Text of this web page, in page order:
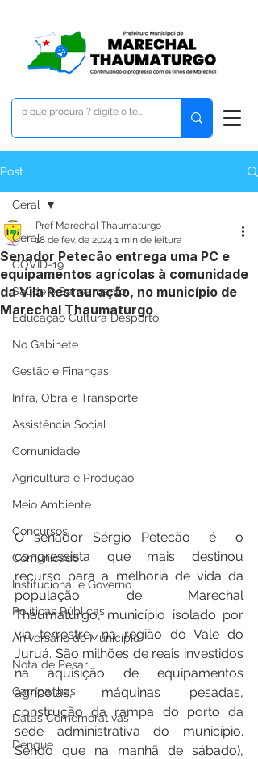
Post
Geral
COVID-19
Saúde e Saneamento
Educação Cultura Desporto
No Gabinete
Gestão e Finanças
Infra, Obra e Transporte
Assistência Social
Comunidade
Agricultura e Produção
Meio Ambiente
Concursos
Comunicado
Institucional e Governo
Políticas Públicas
Aniversário do Município
Nota de Pesar
Campanhas
Datas Comemorativas
Dengue
Geral
Senador Petecão entrega uma PC e
equipamentos agrícolas à comunidade
da Vila Restauração, no município de
Marechal Thaumaturgo
Pref Marechal Thaumaturgo
18 de fev. de 2024 1 min de leitura
O senador Sérgio Petecão  é  o
congressista que mais destinou
recurso para a melhoria de vida da
população de Marechal
Thaumaturgo, município isolado por
via terrestre, na região do Vale do
Juruá. São milhões de reais investidos
na aquisição de equipamentos
agrícolas, máquinas pesadas,
construção da rampa do porto da
sede administrativa do município.
Sendo que na manhã de sábado),